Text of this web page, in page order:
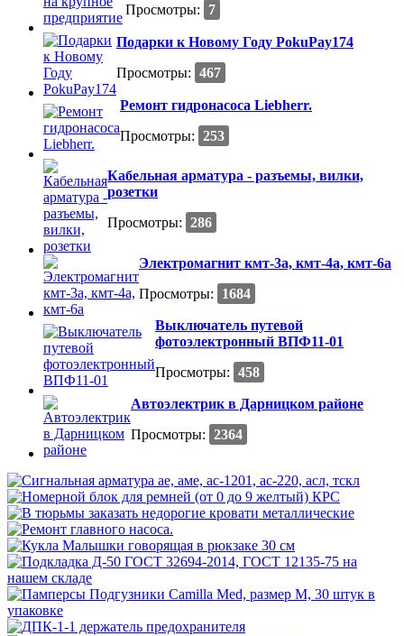
Просмотры:
7
Подарки к Новому Году PokuPay174
Просмотры: 467
Ремонт гидронасоса Liebherr.
Просмотры: 253
Кабельная арматура - разъемы, вилки,
розетки
Просмотры: 286
Электромагнит кмт-3а, кмт-4а, кмт-6а
Просмотры:
1684
Выключатель путевой
фотоэлектронный ВПФ11-01
Просмотры: 458
Автоэлектрик в Дарницком районе
Просмотры: 2364